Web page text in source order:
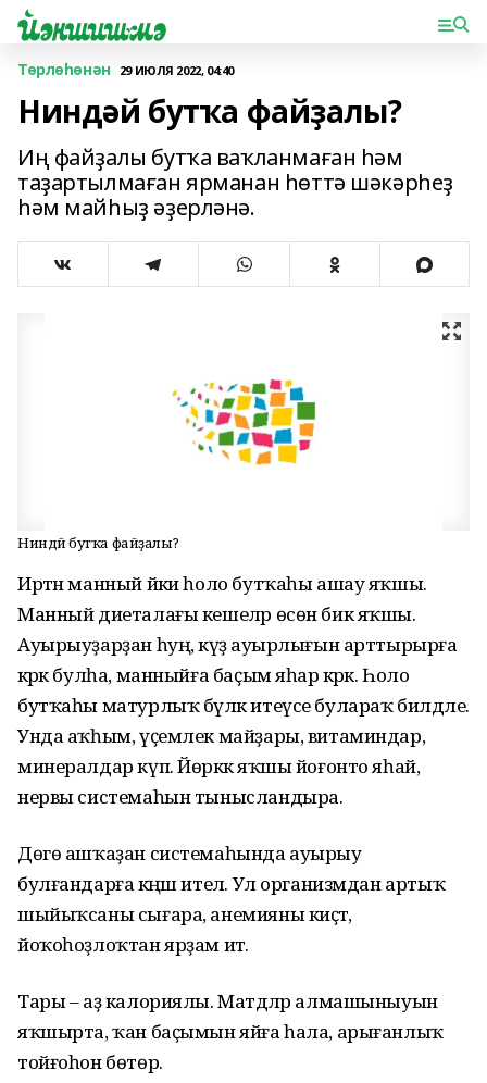
Төрлөһөнән 29 ИЮЛЯ 2022, 04:40
Ниндәй бутҡа файҙалы?
Иң файҙалы бутҡа ваҡланмаған һәм
таҙартылмаған ярманан һөттә шәкәрһеҙ
һәм майһыҙ әҙерләнә.
Ниндәй бутҡа файҙалы?
Иртән манный йәки һоло бутҡаһы ашау яҡшы.
Манный диеталағы кешеләр өсөн бик яҡшы.
Ауырыуҙарҙан һуң, кәүҙә ауырлығын арттырырға
кәрәк булһа, манныйға баҫым яһар кәрәк. Һоло
бутҡаһы матурлыҡ бүләк итеүсе булараҡ билдәле.
Унда аҡһым, үҫемлек майҙары, витаминдар,
минералдар күп. Йөрәккә яҡшы йоғонто яһай,
нервы системаһын тынысландыра.
Дөгө ашҡаҙан системаһында ауырыу
булғандарға кәңәш ителә. Ул организмдан артыҡ
шыйыҡсаны сығара, анемияны киҫәтә,
йоҡоһоҙлоҡтан ярҙам итә.
Тары – аҙ калориялы. Матдәләр алмашыныуын
яҡшырта, ҡан баҫымын яйға һала, арығанлыҡ
тойғоһон бөтөрә.